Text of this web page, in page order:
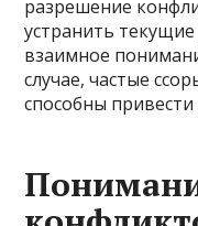
разрешение
устранить
взаимное
случае, частые
способны